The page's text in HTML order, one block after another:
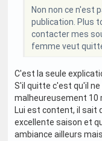
Non non ce n'est
publication. Plus
contacter mes
femme veut
C'est la seule
S'il quitte c'est qu'il
malheureusement 10
Lui est content, il sait
excellente saison et
ambiance ailleurs